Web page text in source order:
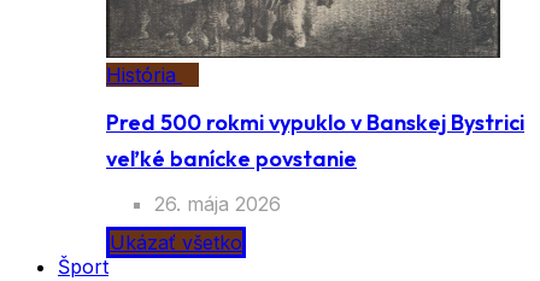
História
Pred 500 rokmi vypuklo v Banskej Bystrici
veľké banícke povstanie
26. mája 2026
Ukázať všetko
Šport